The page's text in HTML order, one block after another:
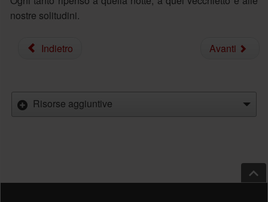
nostre solitudini.
Indietro Avanti
Risorse aggiuntive